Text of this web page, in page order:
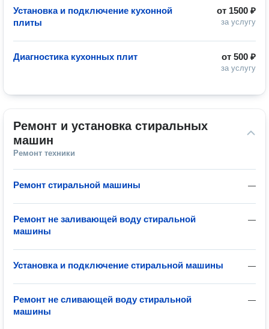
от 1500 ₽
за услугу
Установка и подключение кухонной
плиты
от 500 ₽
за услугу
Диагностика кухонных плит
Ремонт и установка стиральных
машин
Ремонт техники
—
Ремонт стиральной машины
—
Ремонт не заливающей воду стиральной
машины
—
Установка и подключение стиральной машины
—
Ремонт не сливающей воду стиральной
машины